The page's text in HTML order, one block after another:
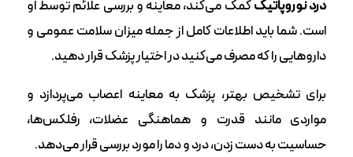
درد نوروپاتیککمک می‌کند، معاینه و بررسی علائم توسط او
است. شما باید اطلاعات کامل از جمله میزان سلامت عمومی و
داروهایی را که مصرف می‌کنید در اختیار پزشک قرار دهید.
برای تشخیص بهتر،‌ پزشک به معاینه اعصاب می‌پردازد و
مواردی مانند قدرت و هماهنگی عضلات، رفلکس‌ها،
حساسیت به دست زدن، درد ‌و دما را مورد بررسی قرار می‌دهد.